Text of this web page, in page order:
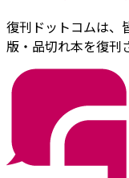
復刊ドットコムは、
版・品切れ本を復刊